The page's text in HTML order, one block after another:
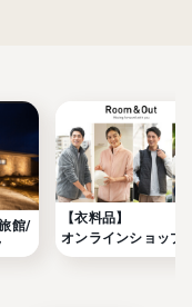
館/
【衣料品】
オンラインショップ